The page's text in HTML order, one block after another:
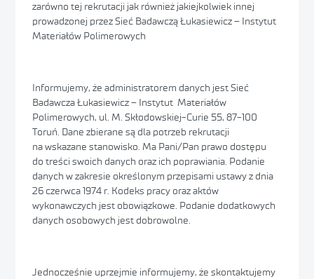
zarówno tej rekrutacji jak również jakiejkolwiek innej
prowadzonej przez Sieć Badawczą Łukasiewicz – Instytut
Materiałów Polimerowych
Informujemy, że administratorem danych jest Sieć
Badawcza Łukasiewicz – Instytut Materiałów
Polimerowych, ul. M. Skłodowskiej-Curie 55, 87-100
Toruń. Dane zbierane są dla potrzeb rekrutacji
na wskazane stanowisko. Ma Pani/Pan prawo dostępu
do treści swoich danych oraz ich poprawiania. Podanie
danych w zakresie określonym przepisami ustawy z dnia
26 czerwca 1974 r. Kodeks pracy oraz aktów
wykonawczych jest obowiązkowe. Podanie dodatkowych
danych osobowych jest dobrowolne.
Jednocześnie uprzejmie informujemy, że skontaktujemy